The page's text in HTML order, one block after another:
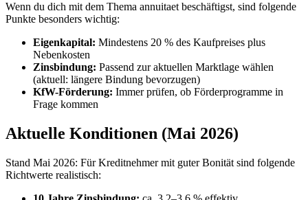
Wenn du dich mit dem Thema annuitaet beschäftigst, sind folgende
Punkte besonders wichtig:
Eigenkapital: Mindestens 20 % des Kaufpreises plus
Nebenkosten
Zinsbindung: Passend zur aktuellen Marktlage wählen
(aktuell: längere Bindung bevorzugen)
KfW-Förderung: Immer prüfen, ob Förderprogramme in
Frage kommen
Aktuelle Konditionen (Mai 2026)
Stand Mai 2026: Für Kreditnehmer mit guter Bonität sind folgende
Richtwerte realistisch: